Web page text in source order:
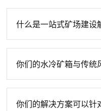
什么是一站式矿场建设
你们的水冷矿箱与传统
你们的解决方案可以针